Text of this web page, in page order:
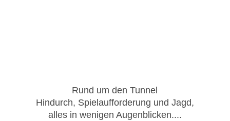
Rund um den Tunnel
Hindurch, Spielaufforderung und Jagd,
alles in wenigen Augenblicken....